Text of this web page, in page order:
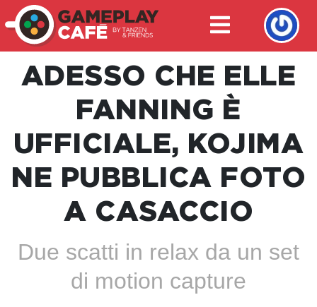
ADESSO CHE ELLE
FANNING È
UFFICIALE, KOJIMA
NE PUBBLICA FOTO
A CASACCIO
Due scatti in relax da un set
di motion capture